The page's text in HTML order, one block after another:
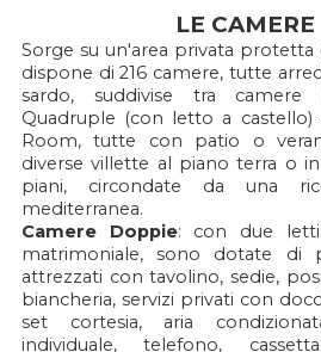
LE CAMERE
Sorge su un'area privata
dispone di 216 camere, tutte
sardo, suddivise tra camere
Quadruple (con letto a castello)
Room, tutte con patio o
diverse villette al piano terra o
piani, circondate da una
mediterranea.
Camere Doppie: con due
matrimoniale, sono dotate di
attrezzati con tavolino, sedie,
biancheria, servizi privati con
set cortesia, aria
individuale, telefono,